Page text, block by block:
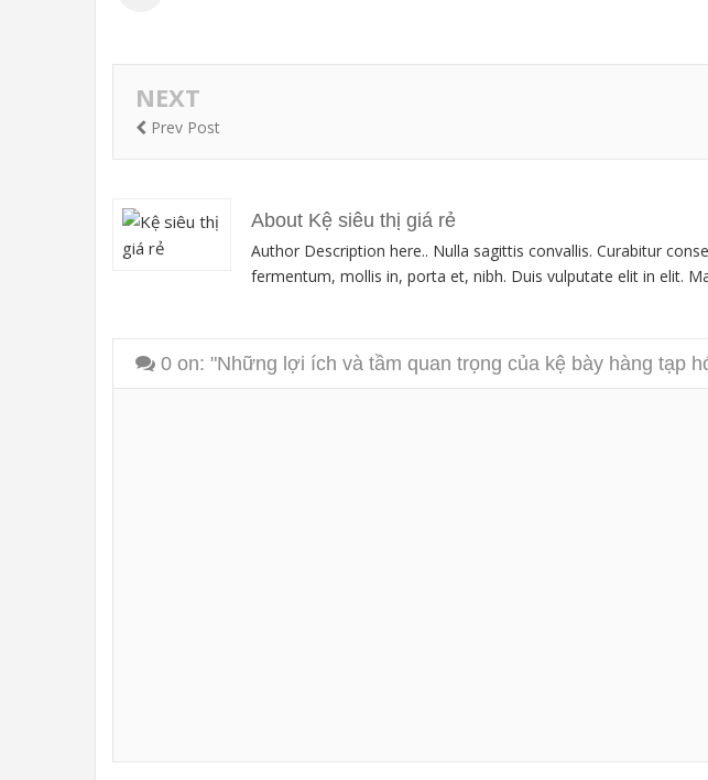
NEXT
Prev Post
About Kệ siêu thị giá rẻ
Author Description here.. Nulla sagittis convallis. Curabitur
fermentum, mollis in, porta et, nibh. Duis vulputate elit in elit.
0 on: "Những lợi ích và tầm quan trọng của kệ bày hàng tạp